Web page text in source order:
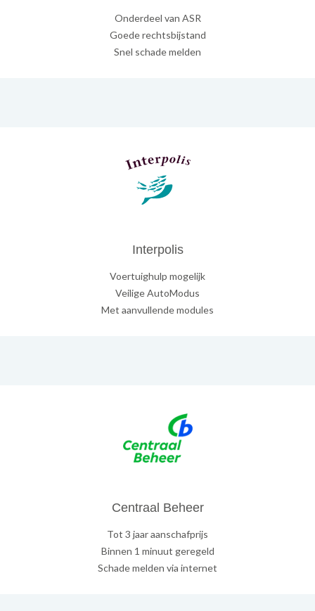
Onderdeel van ASR
Goede rechtsbijstand
Snel schade melden
Interpolis
Voertuighulp mogelijk
Veilige AutoModus
Met aanvullende modules
Centraal Beheer
Tot 3 jaar aanschafprijs
Binnen 1 minuut geregeld
Schade melden via internet